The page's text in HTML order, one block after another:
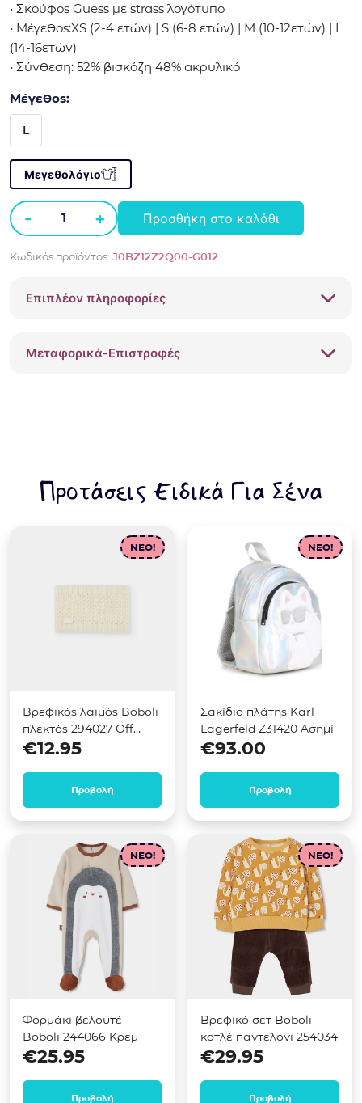
• Σκούφος Guess με strass λογότυπο
• Μέγεθος:XS (2-4 ετών) | S (6-8 ετών) | M (10-12ετών) | L
(14-16ετών)
• Σύνθεση: 52% βισκόζη 48% ακρυλικό
Μέγεθος:
L
Μεγεθολόγιο
-
Σκούφος
με
λογότυπο
ποσότητα
+ Προσθήκη στο καλάθι
Κωδικός προϊόντος: J0BZ12Z2Q00-G012
Επιπλέον πληροφορίες
Μεταφορικά-Επιστροφές
Προτάσεις Ειδικά Για Σένα
NEO!
Βρεφικός λαιμός Boboli
πλεκτός 294027 Off
white
€12.95
Προβολή
NEO!
Σακίδιο πλάτης Karl
Lagerfeld Z31420 Ασημί
€93.00
Προβολή
NEO!
Φορμάκι βελουτέ
Boboli 244066 Κρεμ
€25.95
Προβολή
NEO!
Βρεφικό σετ Boboli
κοτλέ παντελόνι 254034
€29.95
Προβολή